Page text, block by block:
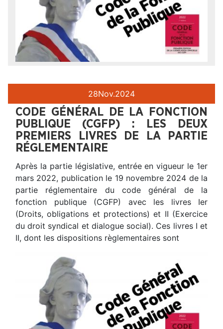
28Nov.2024
CODE GÉNÉRAL DE LA FONCTION
PUBLIQUE (CGFP) : LES DEUX
PREMIERS LIVRES DE LA PARTIE
RÉGLEMENTAIRE
Après la partie législative, entrée en vigueur le 1er
mars 2022, publication le 19 novembre 2024 de la
partie réglementaire du code général de la
fonction publique (CGFP) avec les livres Ier
(Droits, obligations et protections) et II (Exercice
du droit syndical et dialogue social). Ces livres I et
II, dont les dispositions règlementaires sont